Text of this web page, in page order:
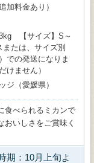
加料金あり）
3kg 【サイズ】S～
たは、サイズ別
での発送になりま
けません）
ジ（愛媛県）
食べられるミカンで
いしさをご賞味く
期：10月上旬よ